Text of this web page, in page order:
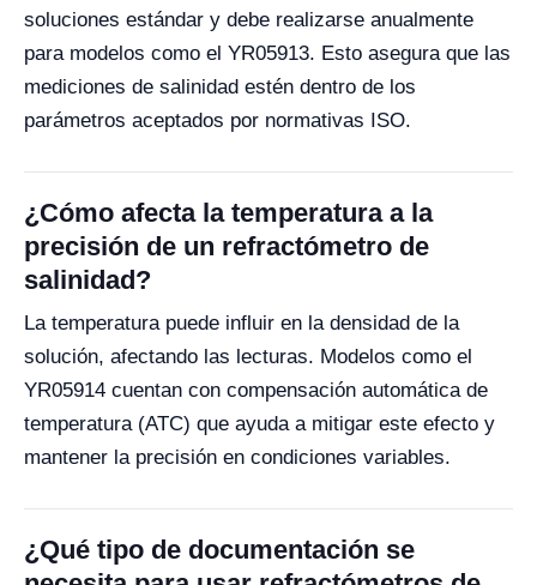
soluciones estándar y debe realizarse anualmente
para modelos como el YR05913. Esto asegura que las
mediciones de salinidad estén dentro de los
parámetros aceptados por normativas ISO.
¿Cómo afecta la temperatura a la
precisión de un refractómetro de
salinidad?
La temperatura puede influir en la densidad de la
solución, afectando las lecturas. Modelos como el
YR05914 cuentan con compensación automática de
temperatura (ATC) que ayuda a mitigar este efecto y
mantener la precisión en condiciones variables.
¿Qué tipo de documentación se